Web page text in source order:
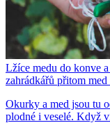
Lžíce medu do konve
zahrádkářů přitom
Okurky a med jsou tu
plodné i veselé. Když